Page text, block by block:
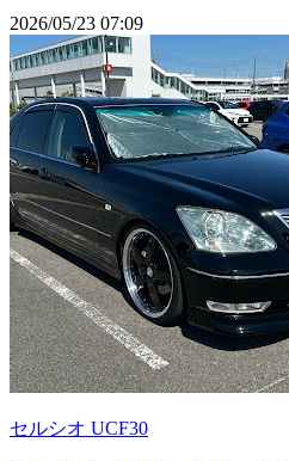
2026/05/23 07:09
セルシオ UCF30